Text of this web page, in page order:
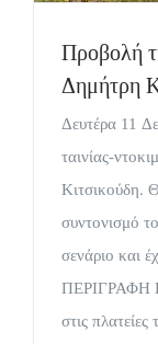
Προβολή
Δημήτρη
Δευτέρα 11
ταινίας-
Κιτσικούδη.
συντονισμό
σενάριο και
ΠΕΡΙΓΡΑΦΗ Η
στις